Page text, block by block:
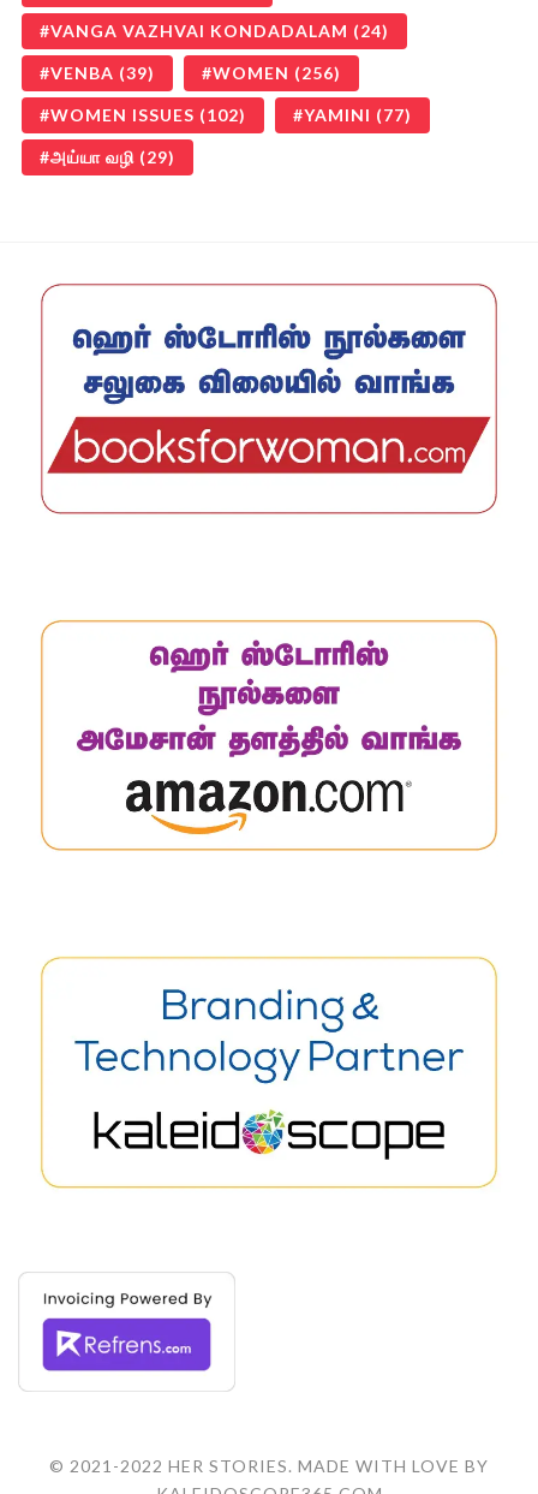
VANGA VAZHVAI KONDADALAM (24)
VENBA (39) WOMEN (256)
WOMEN ISSUES (102) YAMINI (77)
அய்யா வழி (29)
© 2021-2022 HER STORIES. MADE WITH LOVE BY